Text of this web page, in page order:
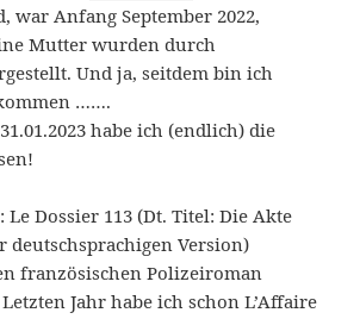
war Anfang September 2022,
Mutter wurden durch
Und ja, seitdem bin ich
…….
habe ich (endlich) die
Le Dossier 113 (Dt. Titel: Die Akte
deutschsprachigen Version)
französischen Polizeiroman
Jahr habe ich schon L’Affaire